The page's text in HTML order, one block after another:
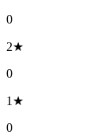
0
2★
0
1★
0